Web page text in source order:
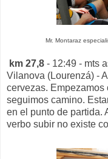
Mr. Montaraz
km 27,8 - 12:49 - mts
Vilanova (Lourenzá) -
cervezas. Empezamos
seguimos camino.
en el punto de partida.
verbo subir no existe